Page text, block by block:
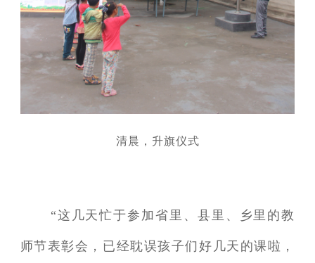
清晨，升旗仪式
“这几天忙于参加省里、县里、乡里的教
师节表彰会，已经耽误孩子们好几天的课啦，